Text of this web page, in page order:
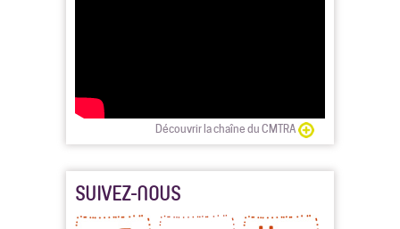
Découvrir la chaîne du CMTRA
SUIVEZ-NOUS